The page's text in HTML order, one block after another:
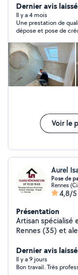
rénovation de
mosaïques - Suivi de chantier complet - Conseil
personnalisé - Pose clé en
Carrelage - Parquet - Plinthe - Ragréage - Terrasse -
Zelliges -
Mosaïques -Peinture intérieure et extérieure -
professionnelle -
peinture Pourquoi nous choisir ? - Expertise et savoir-
faire - Accompagnement complet - Respect du budget
Dernier avis
Il y a 4 mois
Une prestation de
dépose et pose de
Voir le
Aurel
Pose de
Rennes
4,8/5
Présentation
Artisan spécialisé
Rennes (35) et alentours. J'interviens
(terrasses, balcons,
soigné, finitions
gratuit et réponse
Dernier avis
Il y a 9 jours
Bon travail. Très